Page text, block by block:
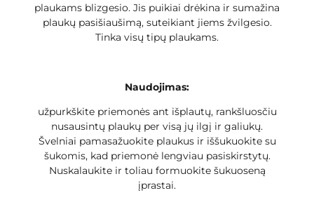
plaukams blizgesio. Jis puikiai drėkina ir sumažina
plaukų pasišiaušimą, suteikiant jiems žvilgesio.
Tinka visų tipų plaukams.
Naudojimas:
užpurkškite priemonės ant išplautų, rankšluosčiu
nusausintų plaukų per visą jų ilgį ir galiukų.
Švelniai pamasažuokite plaukus ir iššukuokite su
šukomis, kad priemonė lengviau pasiskirstytų.
Nuskalaukite ir toliau formuokite šukuoseną
įprastai.